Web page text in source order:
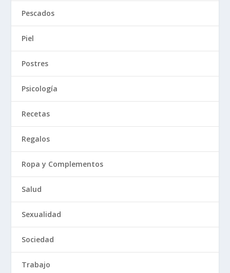
Pescados
Piel
Postres
Psicología
Recetas
Regalos
Ropa y Complementos
Salud
Sexualidad
Sociedad
Trabajo